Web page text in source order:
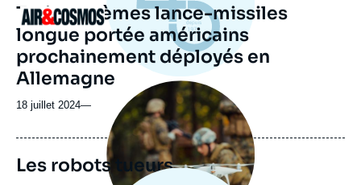
Logo
Trois systèmes lance-missiles
longue portée américains
prochainement déployés en
Allemagne
18 juillet 2024—
Image
principale
Les robots tueurs